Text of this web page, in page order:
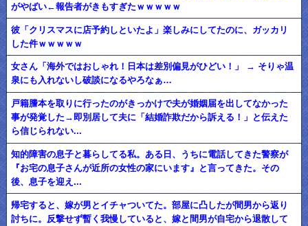
がやばい←報告者がきもすぎたｗｗｗｗｗ
彼「クリスマスに店予約しといたよ」楽しみにしてたのに、ガッカリ
した件ｗｗｗｗｗ
女さん「海外ではおしゃれ！日本は差別偏見がひどい！」 → そりゃ温
泉にも入れないし破談になるやろなぁ…
戸籍謄本を取りに行ったのがきっかけで夫が婚姻届を出してなかった
事が発覚した→即別居して夫に「結婚詐欺だから訴える！」と伝えた
ら信じられない...
知的障害の息子と暮らしてる私。ある日、うちに電話してきた警察が
『お宅の息子さんが近所の女性の家にいます』と言ってきた。その
後、息子を迎え...
帰宅すると、嫁が男とイチャついてた。部屋に凸したが間男から返り
討ちに。反撃せず暫く我慢していると、嫁と間男が自宅から退散して